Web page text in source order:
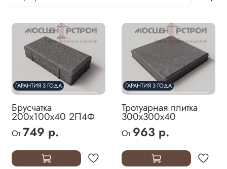
ГАРАНТИЯ 3 ГОДА
Брусчатка
200х100х40 2П4Ф
От 749 р.
ГАРАНТИЯ 3 ГОДА
Тротуарная плитка
300х300х40
От 963 р.